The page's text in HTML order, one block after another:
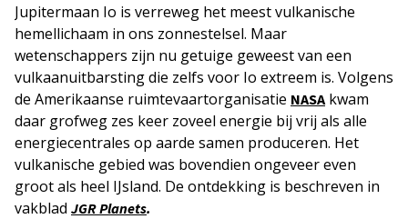
Jupitermaan Io is verreweg het meest vulkanische
hemellichaam in ons zonnestelsel. Maar
wetenschappers zijn nu getuige geweest van een
vulkaanuitbarsting die zelfs voor Io extreem is. Volgens
de Amerikaanse ruimtevaartorganisatie NASAkwam
daar grofweg zes keer zoveel energie bij vrij als alle
energiecentrales op aarde samen produceren. Het
vulkanische gebied was bovendien ongeveer even
groot als heel IJsland. De ontdekking is beschreven in
vakblad JGR Planets.